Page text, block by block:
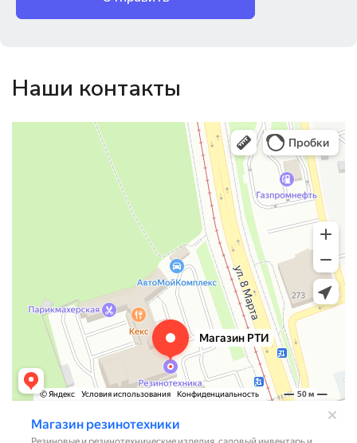
Наши контакты
Магазин резинотехники
Резиновые и резинотехнические изделия в Екатеринбурге
Садовый инвентарь и техника в Екатеринбурге